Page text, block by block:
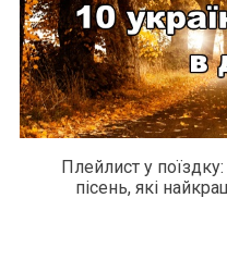
Плейлист у
пісень, які